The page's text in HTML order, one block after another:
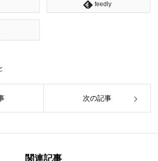
feedly
次の記事
関連記事